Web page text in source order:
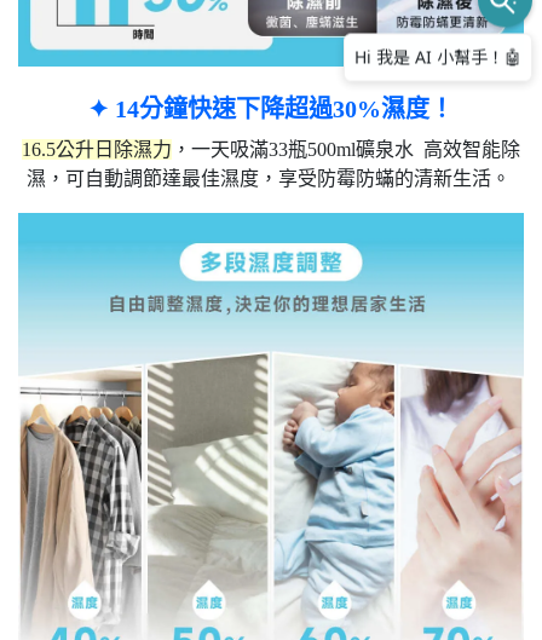
✦ 14分鐘快速下降超過30%濕度！
16.5公升日除濕力 ，一天吸滿33瓶500ml礦泉水 ​ 高效智能除
濕，可自動調節達最佳濕度，享受防霉防蟎的清新生活​。​